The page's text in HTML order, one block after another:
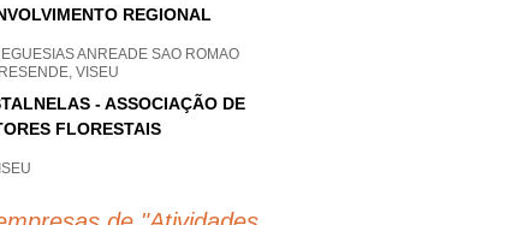
REGIONAL
ANREADE SAO ROMAO
VISEU
- ASSOCIAÇÃO DE
FLORESTAIS